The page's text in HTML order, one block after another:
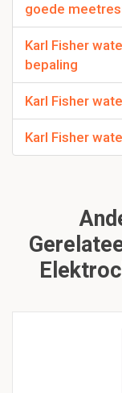
goede
Karl Fisher
bepaling
Karl Fisher
Karl Fisher